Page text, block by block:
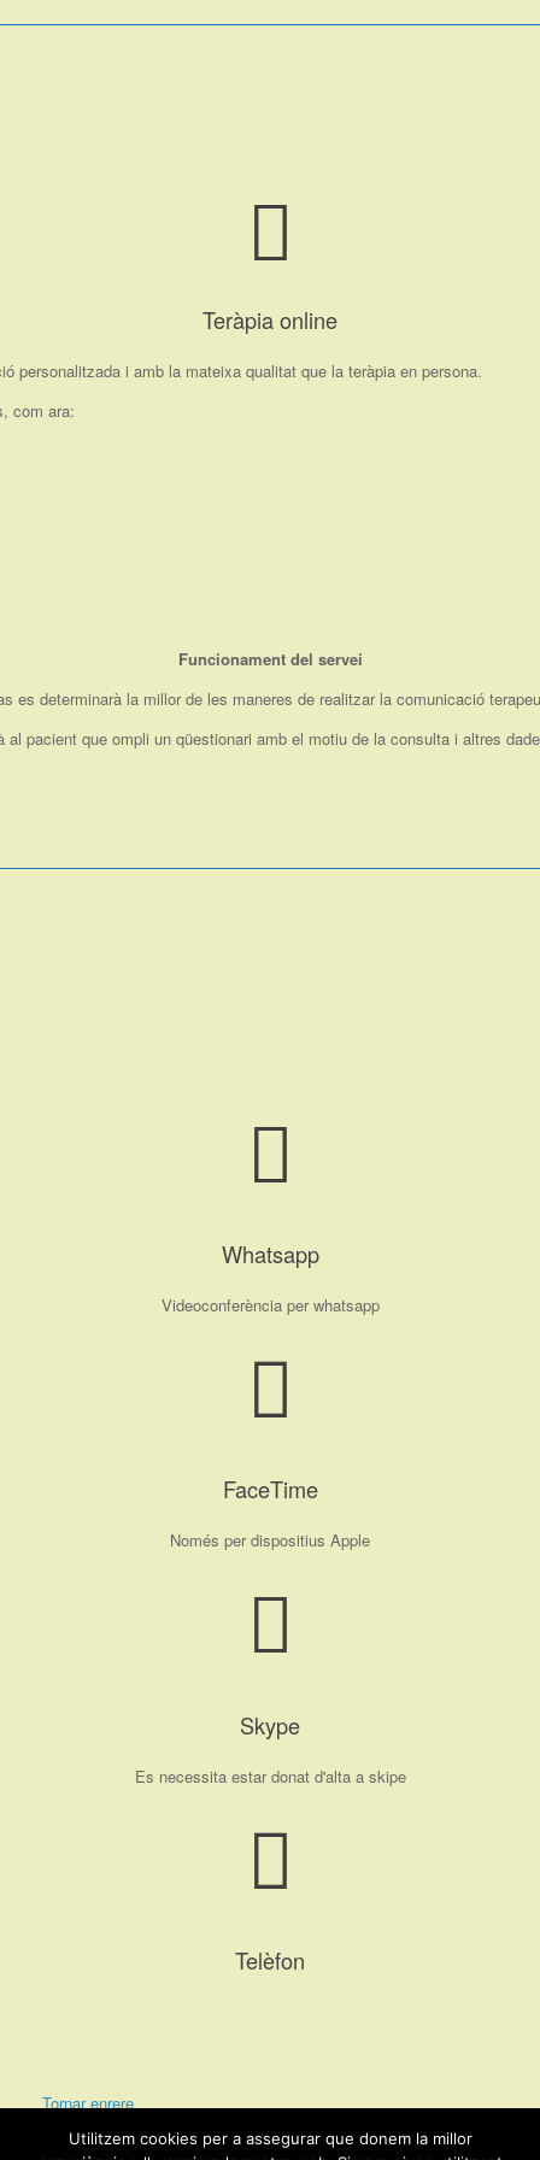
al
Teràpia online
personalitzada i amb la mateixa qualitat que la teràpia en persona.
com ara:
Funcionament del servei
determinarà la millor de les maneres de realitzar la comunicació
pacient que ompli un qüestionari amb el motiu de la consulta i altres
Whatsapp
Videoconferència per whatsapp
FaceTime
Només per dispositius Apple
Skype
Es necessita estar donat d'alta a skipe
Telèfon
Tornar enrere
Utilitzem cookies per a assegurar que donem la millor